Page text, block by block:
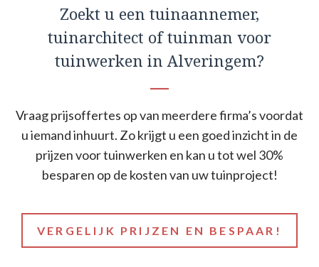
Zoekt u een tuinaannemer,
tuinarchitect of tuinman voor
tuinwerken in Alveringem?
Vraag prijsoffertes op van meerdere firma’s voordat
u iemand inhuurt. Zo krijgt u een goed inzicht in de
prijzen voor tuinwerken en kan u tot wel 30%
besparen op de kosten van uw tuinproject!
VERGELIJK PRIJZEN EN BESPAAR!